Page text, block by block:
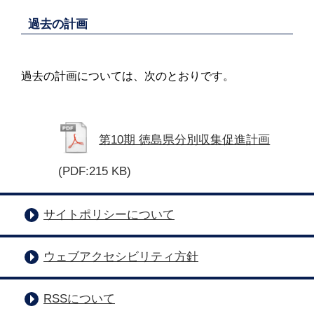
過去の計画
過去の計画については、次のとおりです。
第10期 徳島県分別収集促進計画
(PDF:215 KB)
サイトポリシーについて
ウェブアクセシビリティ方針
RSSについて